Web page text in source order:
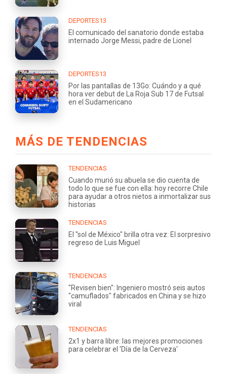
DEPORTES13
El comunicado del sanatorio donde estaba
internado Jorge Messi, padre de Lionel
DEPORTES13
Por las pantallas de 13Go: Cuándo y a qué
hora ver debut de La Roja Sub 17 de Futsal
en el Sudamericano
MÁS DE TENDENCIAS
TENDENCIAS
Cuando murió su abuela se dio cuenta de
todo lo que se fue con ella: hoy recorre Chile
para ayudar a otros nietos a inmortalizar sus
historias
TENDENCIAS
El "sol de México" brilla otra vez: El sorpresivo
regreso de Luis Miguel
TENDENCIAS
"Revisen bien": Ingeniero mostró seis autos
"camuflados" fabricados en China y se hizo
viral
TENDENCIAS
2x1 y barra libre: las mejores promociones
para celebrar el 'Día de la Cerveza'